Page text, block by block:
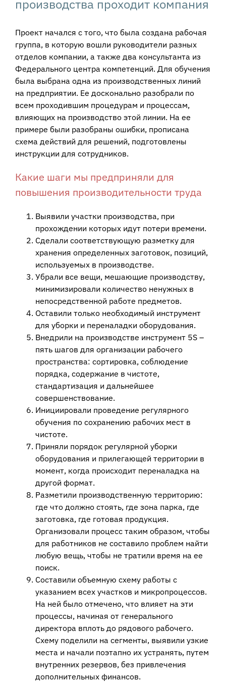
производства проходит компания
Проект начался с того, что была создана рабочая
группа, в которую вошли руководители разных
отделов компании, а также два консультанта из
Федерального центра компетенций. Для обучения
была выбрана одна из производственных линий
на предприятии. Ее досконально разобрали по
всем проходившим процедурам и процессам,
влияющих на производство этой линии. На ее
примере были разобраны ошибки, прописана
схема действий для решений, подготовлены
инструкции для сотрудников.
Какие шаги мы предприняли для
повышения производительности труда
Выявили участки производства, при
прохождении которых идут потери времени.
Сделали соответствующую разметку для
хранения определенных заготовок, позиций,
используемых в производстве.
Убрали все вещи, мешающие производству,
минимизировали количество ненужных в
непосредственной работе предметов.
Оставили только необходимый инструмент
для уборки и переналадки оборудования.
Внедрили на производстве инструмент 5S –
пять шагов для организации рабочего
пространства: сортировка, соблюдение
порядка, содержание в чистоте,
стандартизация и дальнейшее
совершенствование.
Инициировали проведение регулярного
обучения по сохранению рабочих мест в
чистоте.
Приняли порядок регулярной уборки
оборудования и прилегающей территории в
момент, когда происходит переналадка на
другой формат.
Разметили производственную территорию:
где что должно стоять, где зона парка, где
заготовка, где готовая продукция.
Организовали процесс таким образом, чтобы
для работников не составило проблем найти
любую вещь, чтобы не тратили время на ее
поиск.
Составили объемную схему работы с
указанием всех участков и микропроцессов.
На ней было отмечено, что влияет на эти
процессы, начиная от генерального
директора вплоть до рядового рабочего.
Схему поделили на сегменты, выявили узкие
места и начали поэтапно их устранять, путем
внутренних резервов, без привлечения
дополнительных финансов.